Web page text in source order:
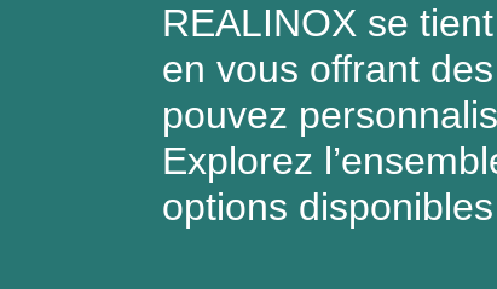
REALINOX se
en vous offrant
pouvez
Explorez
options